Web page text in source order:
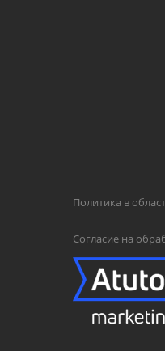
Политика в
Согласие на